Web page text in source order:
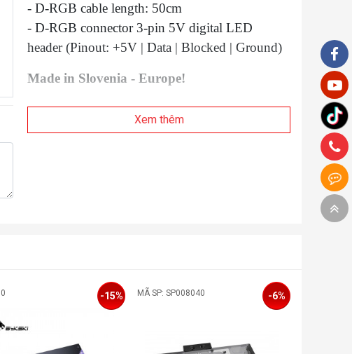
- D-RGB cable length: 50cm
- D-RGB connector 3-pin 5V digital LED
header (Pinout: +5V | Data | Blocked | Ground)
Made in Slovenia - Europe!
Xem thêm
-15% MÃ SP: SP008040 -6%